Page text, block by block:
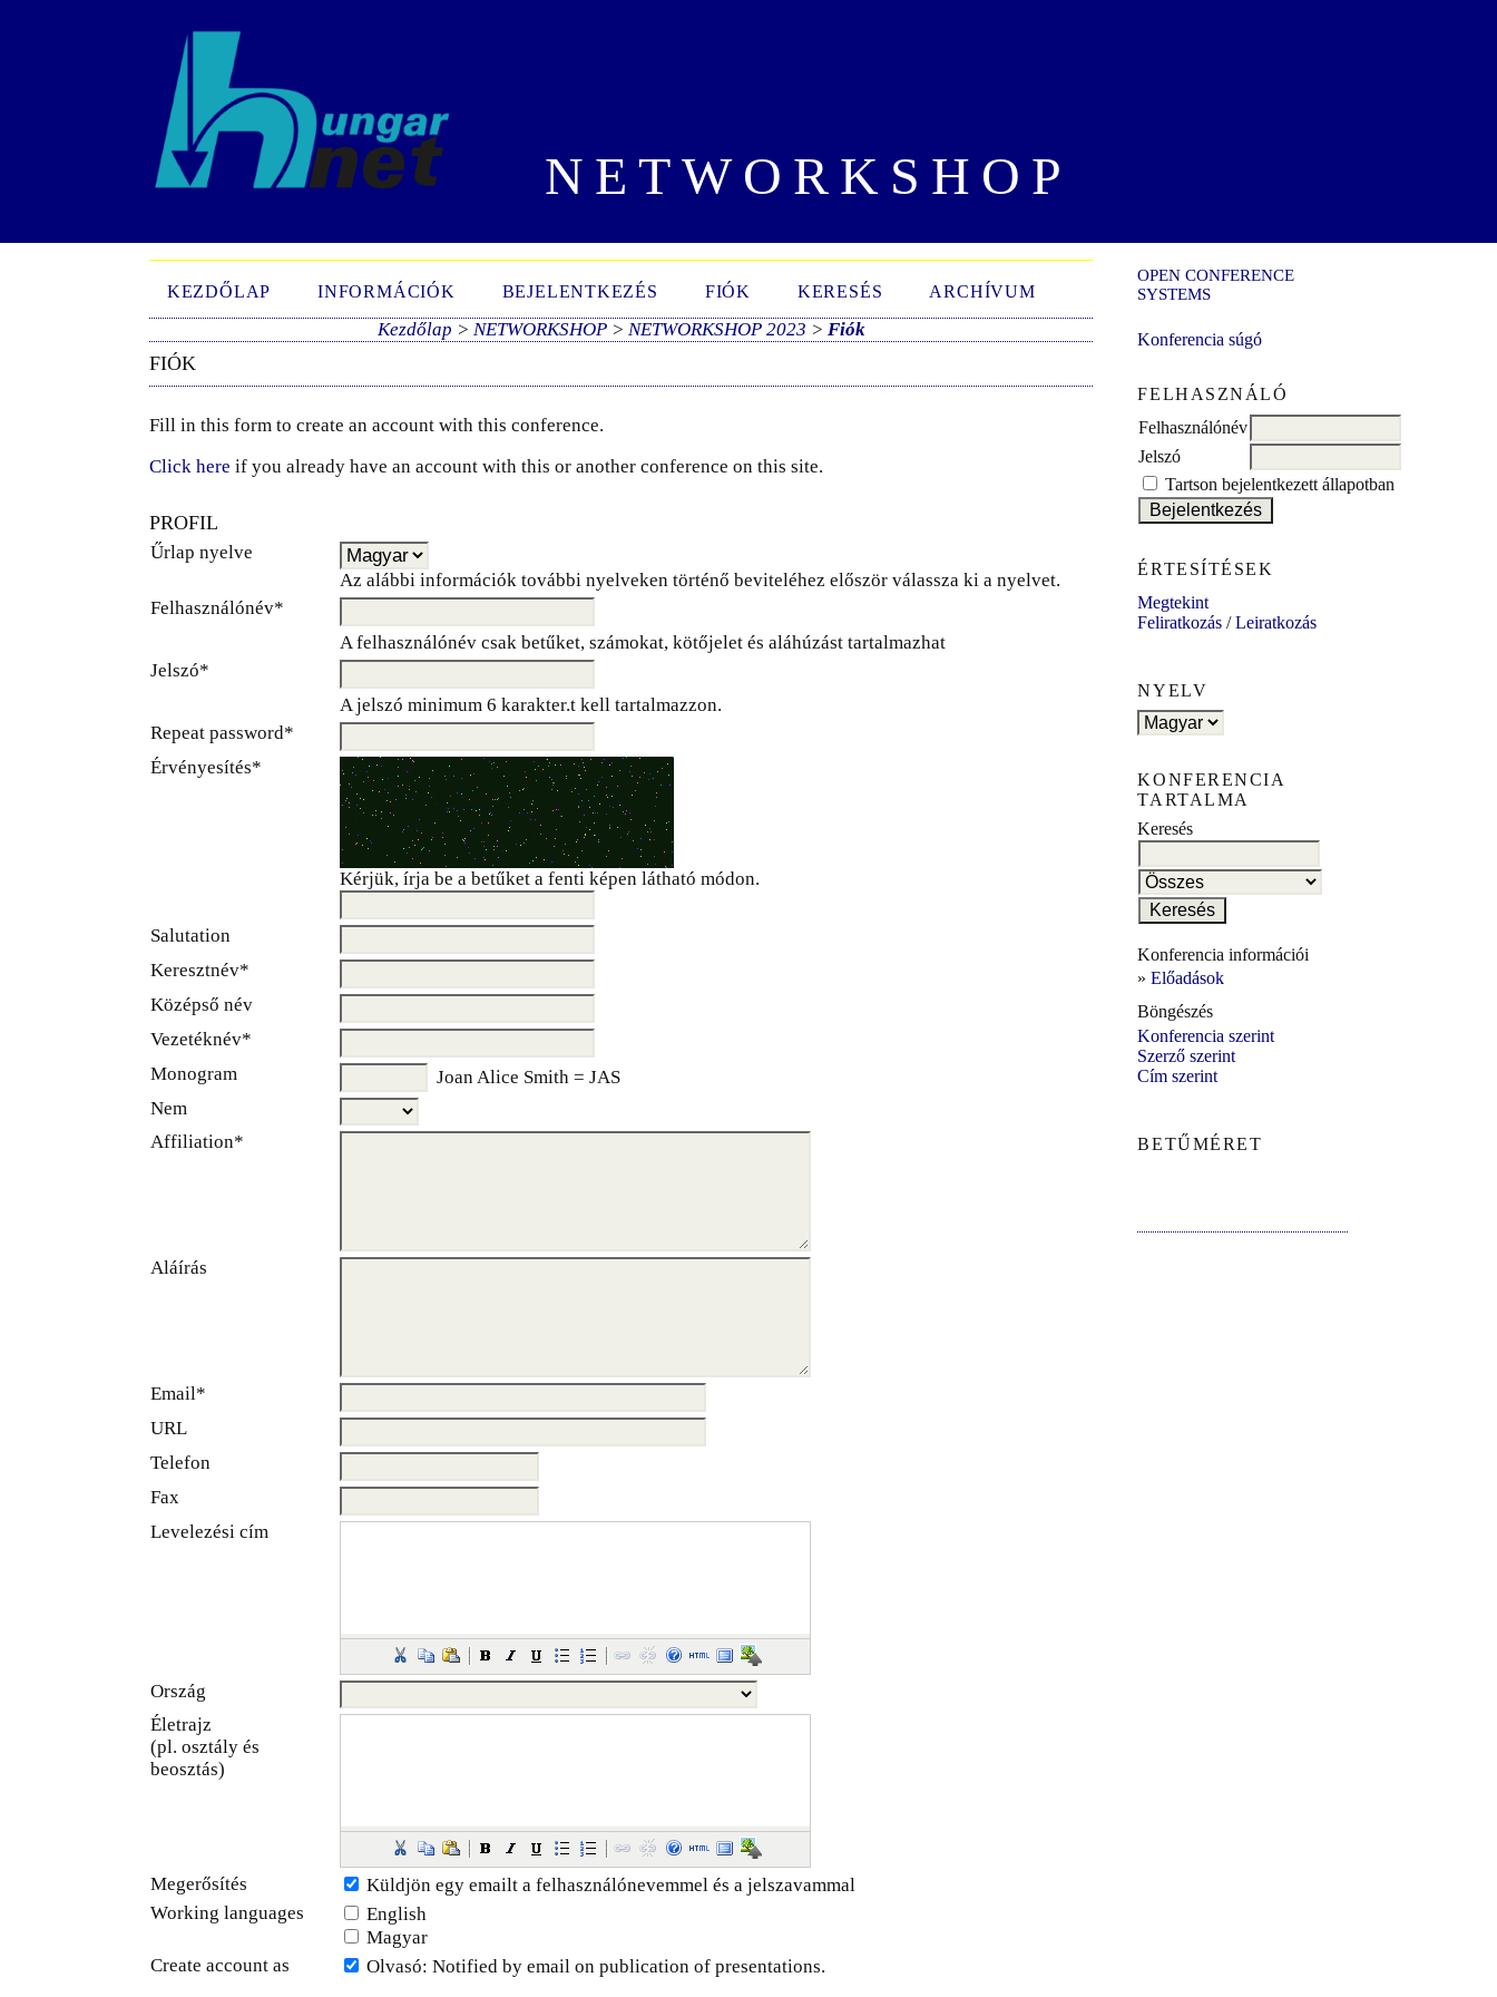
NETWORKSHOP
OPEN CONFERENCE
SYSTEMS
Konferencia súgó
FELHASZNÁLÓ
Felhasználónév
Jelszó
Tartson bejelentkezett állapotban
ÉRTESÍTÉSEK
Megtekint
Feliratkozás /Leiratkozás
NYELV
KONFERENCIA
TARTALMA
Keresés
Konferencia információi
»Előadások
Böngészés
Konferencia szerint
Szerző szerint
Cím szerint
BETŰMÉRET
KEZDŐLAP INFORMÁCIÓK BEJELENTKEZÉS FIÓK KERESÉS ARCHÍVUM
Kezdőlap > NETWORKSHOP> NETWORKSHOP 2023 > Fiók
FIÓK
Fill in this form to create an account with this conference.
Click here if you already have an account with this or another conference on this site.
PROFIL
Űrlap nyelve
Az alábbi információk további nyelveken történő beviteléhez először válassza ki a nyelvet.
Felhasználónév*
A felhasználónév csak betűket, számokat, kötőjelet és aláhúzást tartalmazhat
Jelszó*
A jelszó minimum 6 karakter.t kell tartalmazzon.
Repeat password*
Érvényesítés*
Kérjük, írja be a betűket a fenti képen látható módon.
Salutation
Keresztnév*
Középső név
Vezetéknév*
Monogram
Joan Alice Smith = JAS
Nem
Affiliation*
Aláírás
Email*
URL
Telefon
Fax
Levelezési cím
Ország
Életrajz
(pl. osztály és
beosztás)
Megerősítés
Küldjön egy emailt a felhasználónevemmel és a jelszavammal
Working languages
English
Magyar
Create account as
Olvasó: Notified by email on publication of presentations.